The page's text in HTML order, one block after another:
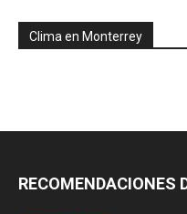
Clima en Monterrey
RECOMENDACIONES